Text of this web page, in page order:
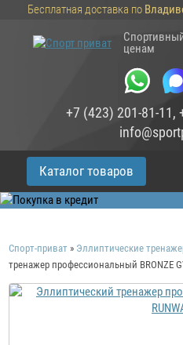
Бесплатная доставка по
ценам
+7 (423) 201-81-11,
Каталог товаров
Спорт-приват » Эллиптические
тренажер профессиональный BRONZE